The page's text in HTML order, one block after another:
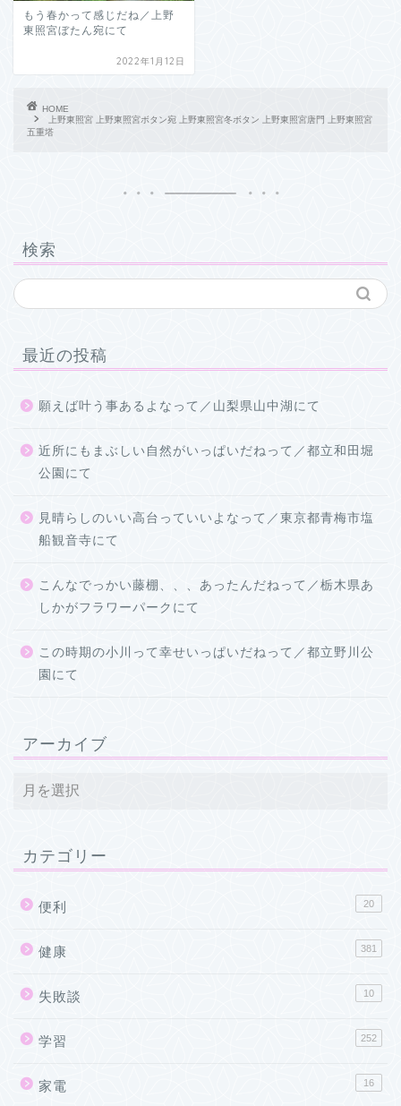
もう春かって感じだね／上野
東照宮ぼたん宛にて
2022年1月12日
HOME
上野東照宮 上野東照宮ボタン宛 上野東照宮冬ボタン 上野東照宮唐門 上野東照宮
五重塔
検索
最近の投稿
願えば叶う事あるよなって／山梨県山中湖にて
近所にもまぶしい自然がいっぱいだねって／都立和田堀
公園にて
見晴らしのいい高台っていいよなって／東京都青梅市塩
船観音寺にて
こんなでっかい藤棚、、、あったんだねって／栃木県あ
しかがフラワーパークにて
この時期の小川って幸せいっぱいだねって／都立野川公
園にて
アーカイブ
カテゴリー
便利 20
健康 381
失敗談 10
学習 252
家電 16